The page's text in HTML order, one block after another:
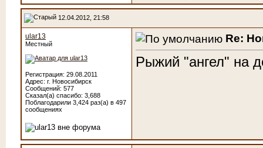
12.04.2012, 21:58
ular13
Местный
Регистрация: 29.08.2011
Адрес: г. Новосибирск
Сообщений: 577
Сказал(а) спасибо: 3,688
Поблагодарили 3,424 раз(а) в 497
сообщениях
Re:
Рыжий "ангел" на